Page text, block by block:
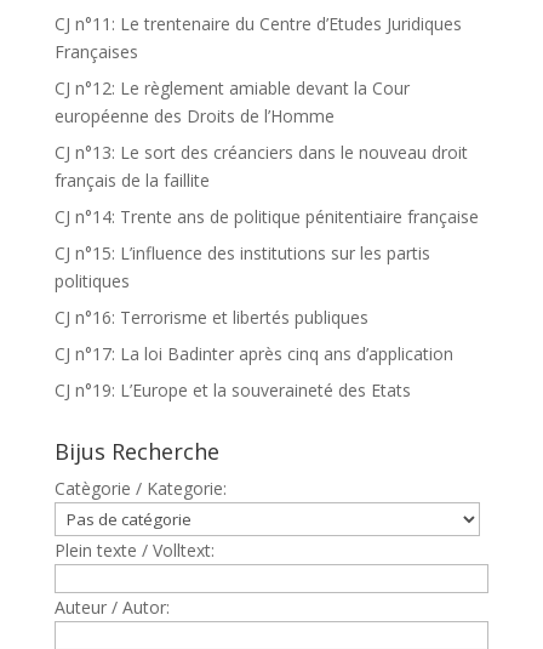
CJ n°11: Le trentenaire du Centre d’Etudes Juridiques
Françaises
CJ n°12: Le règlement amiable devant la Cour
européenne des Droits de l’Homme
CJ n°13: Le sort des créanciers dans le nouveau droit
français de la faillite
CJ n°14: Trente ans de politique pénitentiaire française
CJ n°15: L’influence des institutions sur les partis
politiques
CJ n°16: Terrorisme et libertés publiques
CJ n°17: La loi Badinter après cinq ans d’application
CJ n°19: L’Europe et la souveraineté des Etats
Bijus Recherche
Catègorie / Kategorie:
Plein texte / Volltext:
Auteur / Autor: